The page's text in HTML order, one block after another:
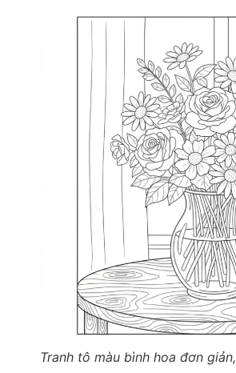
Tranh tô màu bình hoa đơn